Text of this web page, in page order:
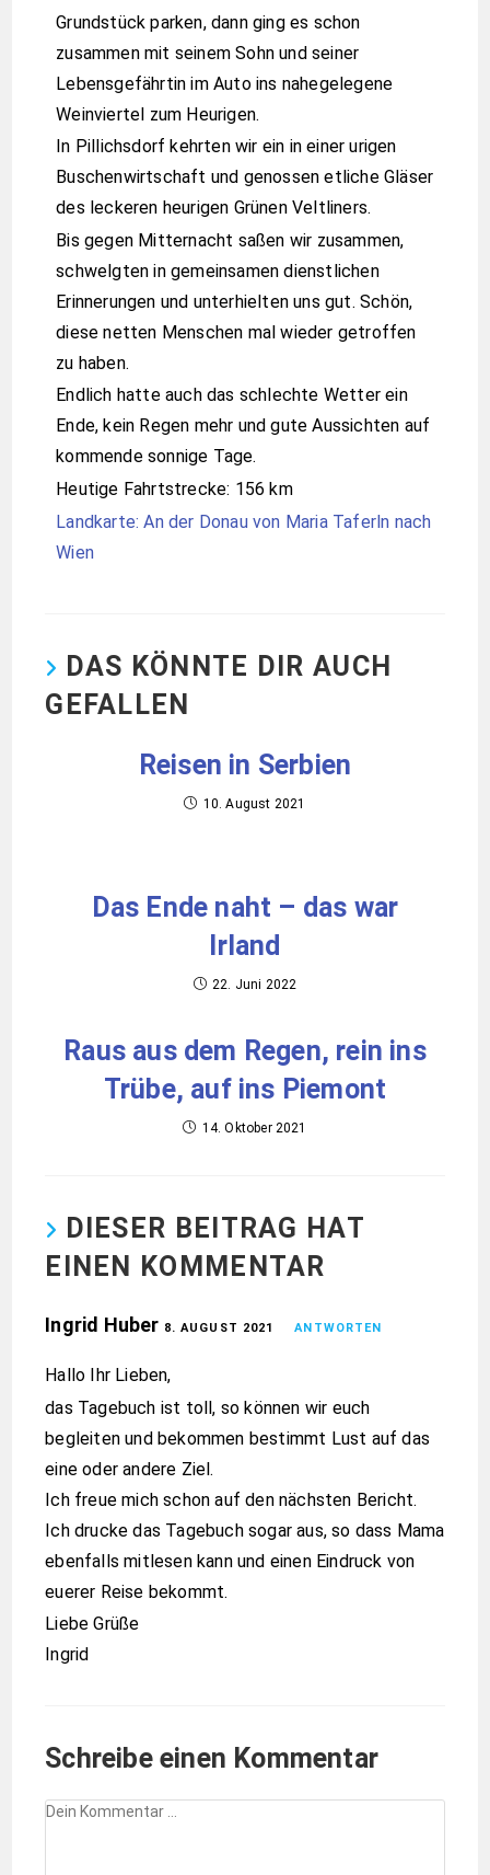
Grundstück parken, dann ging es schon
zusammen mit seinem Sohn und seiner
Lebensgefährtin im Auto ins nahegelegene
Weinviertel zum Heurigen.
In Pillichsdorf kehrten wir ein in einer urigen
Buschenwirtschaft und genossen etliche Gläser
des leckeren heurigen Grünen Veltliners.
Bis gegen Mitternacht saßen wir zusammen,
schwelgten in gemeinsamen dienstlichen
Erinnerungen und unterhielten uns gut. Schön,
diese netten Menschen mal wieder getroffen
zu haben.
Endlich hatte auch das schlechte Wetter ein
Ende, kein Regen mehr und gute Aussichten auf
kommende sonnige Tage.
Heutige Fahrtstrecke: 156 km
Landkarte: An der Donau von Maria Taferln nach
Wien
DAS KÖNNTE DIR AUCH
GEFALLEN
Reisen in Serbien
10. August 2021
Das Ende naht – das war
Irland
22. Juni 2022
Raus aus dem Regen, rein ins
Trübe, auf ins Piemont
14. Oktober 2021
DIESER BEITRAG HAT
EINEN KOMMENTAR
Ingrid Huber 8. AUGUST 2021 ANTWORTEN
Hallo Ihr Lieben,
das Tagebuch ist toll, so können wir euch
begleiten und bekommen bestimmt Lust auf das
eine oder andere Ziel.
Ich freue mich schon auf den nächsten Bericht.
Ich drucke das Tagebuch sogar aus, so dass Mama
ebenfalls mitlesen kann und einen Eindruck von
euerer Reise bekommt.
Liebe Grüße
Ingrid
Schreibe einen Kommentar